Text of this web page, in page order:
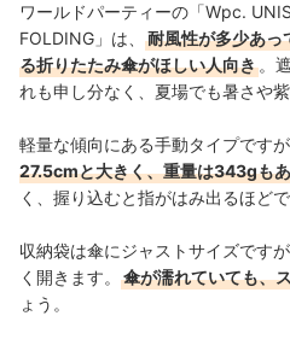
ワールドパーティーの「Wpc.
FOLDING」は、
耐風性が多少あっ
る折りたたみ傘がほしい人向き 。
れも申し分なく、夏場でも暑さや
軽量な傾向にある手動タイプですが
27.5cmと大きく、重量は343gも
く、握り込むと指がはみ出るほどで
収納袋は傘にジャストサイズです
く開きます。
傘が濡れていても、
ょう。